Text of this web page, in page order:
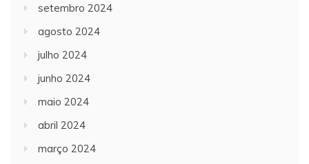
setembro 2024
agosto 2024
julho 2024
junho 2024
maio 2024
abril 2024
março 2024